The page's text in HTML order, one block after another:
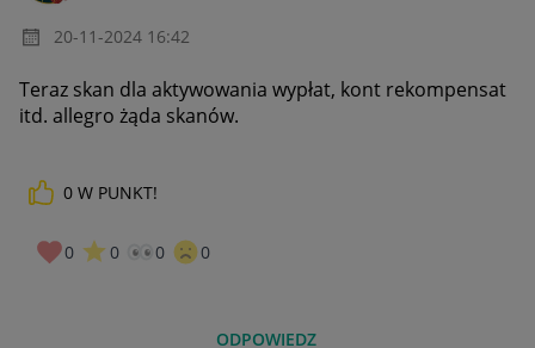
‎20-11-2024 16:42
Teraz skan dla aktywowania wypłat, kont rekompensat
itd. allegro żąda skanów.
0 W PUNKT!
0 0 0 0
ODPOWIEDZ